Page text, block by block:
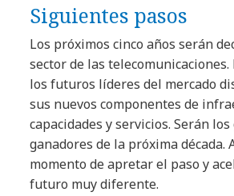
Siguientes pasos
Los próximos cinco años serán
sector de las telecomunicaciones.
los futuros líderes del mercado
sus nuevos componentes de
capacidades y servicios. Serán
ganadores de la próxima década.
momento de apretar el paso y
futuro muy diferente.